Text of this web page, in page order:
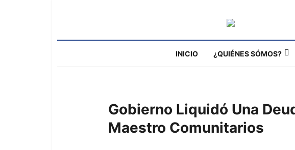
INICIO ¿QUIÉNES SÓMOS?
Gobierno Liquidó Una
Maestro Comunitarios